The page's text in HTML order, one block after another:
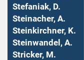
Stefaniak, D.
Steinacher, A.
Steinkirchner, K.
Steinwandel, A.
Stricker, M.